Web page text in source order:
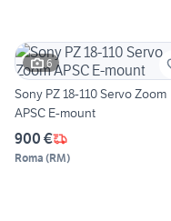
6
Sony PZ 18-110 Servo Zoom
APSC E-mount
900 €
Roma (RM)